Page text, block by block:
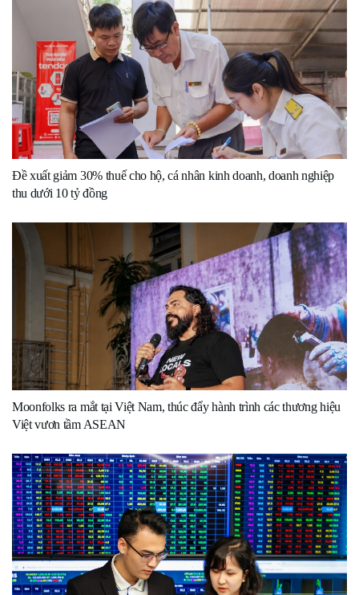
Đề xuất giảm 30% thuế cho hộ, cá nhân kinh doanh, doanh nghiệp
thu dưới 10 tỷ đồng
Moonfolks ra mắt tại Việt Nam, thúc đẩy hành trình các thương hiệu
Việt vươn tầm ASEAN